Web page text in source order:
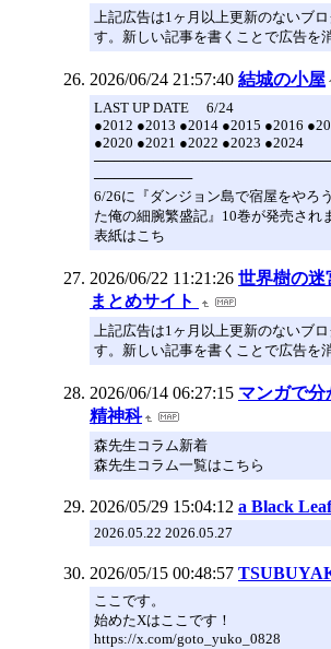
上記広告は1ヶ月以上更新のないブ
す。新しい記事を書くことで広告を
2026/06/24 21:57:40 結城の小屋
LAST UP DATE 6/24
●2012 ●2013 ●2014 ●2015 ●2016
●2020 ●2021 ●2022 ●2023 ●2024
──────────
6/26に『ダンジョン島で宿屋をやろ
た俺の細腕繁盛記』10巻が発売され
表紙はこち
2026/06/22 11:21:26 世界樹の
まとめサイト
上記広告は1ヶ月以上更新のないブ
す。新しい記事を書くことで広告を
2026/06/14 06:27:15 マンガで分
精神科
森先生コラム新着
森先生コラム一覧はこちら
2026/05/29 15:04:12 a Black Leaf
2026.05.22 2026.05.27
2026/05/15 00:48:57
ここです。
始めたXはここです！
https://x.com/goto_yuko_0828